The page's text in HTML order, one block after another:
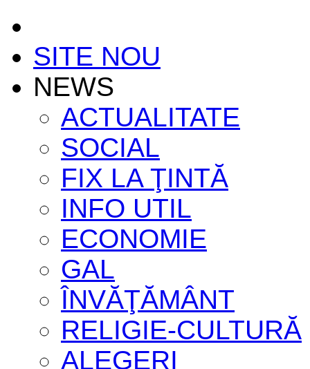
SITE NOU
NEWS
ACTUALITATE
SOCIAL
FIX LA ŢINTĂ
INFO UTIL
ECONOMIE
GAL
ÎNVĂŢĂMÂNT
RELIGIE-CULTURĂ
ALEGERI